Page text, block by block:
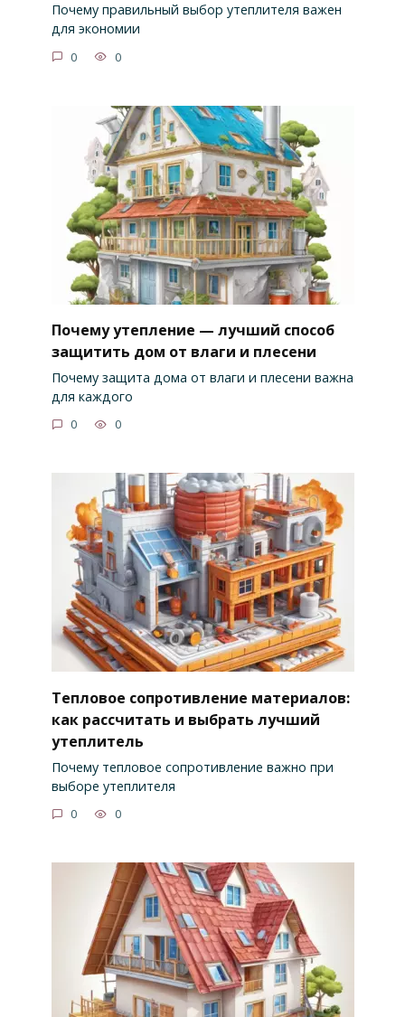
Почему правильный выбор утеплителя важен
для экономии
0 0
Почему утепление — лучший способ
защитить дом от влаги и плесени
Почему защита дома от влаги и плесени важна
для каждого
0 0
Тепловое сопротивление материалов:
как рассчитать и выбрать лучший
утеплитель
Почему тепловое сопротивление важно при
выборе утеплителя
0 0